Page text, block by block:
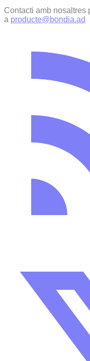
Contacti amb nosaltres
a producte@bondia.ad